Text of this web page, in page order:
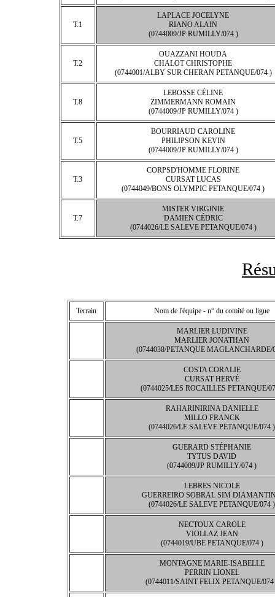
T.1
LAPLACE JOCELYNE
RIANO ALAIN
(0744009/JP RUMILLY/074 )
T.2
OUAZZANI HOUDA
CHALOT CHRISTOPHE
(0744001/ALBY SUR CHERAN PETANQUE/074 )
T.8
LEBOSSE CÉLINE
ZIMMERMANN ROMAIN
(0744009/JP RUMILLY/074 )
T.5
BOURRIAUD CAROLINE
PHILIPSON KEVIN
(0744009/JP RUMILLY/074 )
T.3
CORPSD'HOMME FLORINE
CURSAT LUCAS
(0744049/BONS OLYMPIC PETANQUE/074 )
T.7
MISTER VIRGINIE
DAMIEN CÉDRIC
(0744026/LE SALEVE PETANQUE/074 )
Terrain Nom de l'équipe - n° du comité ou ligue
MARLIER LUDIVINE
MARLIER JONATHAN
(0744038/PETANQUE MAGLANCHARDE/
COSTA CORALIE
CURSAT HERVÉ
(0744025/LES ROCAILLES PETANQUE/
RAHARINIRINA DANIELLE
MILLO FRANCK
(0744026/LE SALEVE PETANQUE/074 )
GUERARD STÉPHANIE
TYTUS DAVID
(0744009/JP RUMILLY/074 )
LEBRES NICOLE
GUERREIRO SOBRAL SIM
(0744026/LE SALEVE PETANQUE/074 )
NECTOUX CAROLE
VIOLLAZ JEAN
(0744019/UBE PETANQUE/074 )
MONTAGNE MARIE-ISABELLE
PERRIN LIONEL
(0744011/SAINT FELIX PETANQUE/074